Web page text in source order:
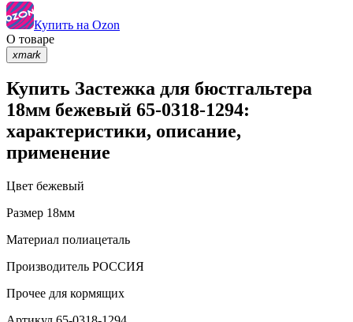
Купить на Ozon
О товаре
xmark
Купить Застежка для бюстгальтера
18мм бежевый 65-0318-1294:
характеристики, описание,
применение
Цвет бежевый
Размер 18мм
Материал полиацеталь
Производитель РОССИЯ
Прочее для кормящих